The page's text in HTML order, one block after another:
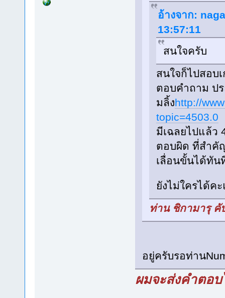
อ้างจาก:
13:57:11
สนใจครับ
สนใจก็ไปสอบ
ตอบคำถาม ป
มลิ้งhttp://
topic=4503.0
มีเฉลยไปแล้ว
ตอบผิด ที่สำคั
เลื่อนขั้นได้ทัน
ยังไม่ใครได้ค
ท่าน ชิกามารุ คั
อยู่ครับรอท่าน
ผมจะส่งคำตอ